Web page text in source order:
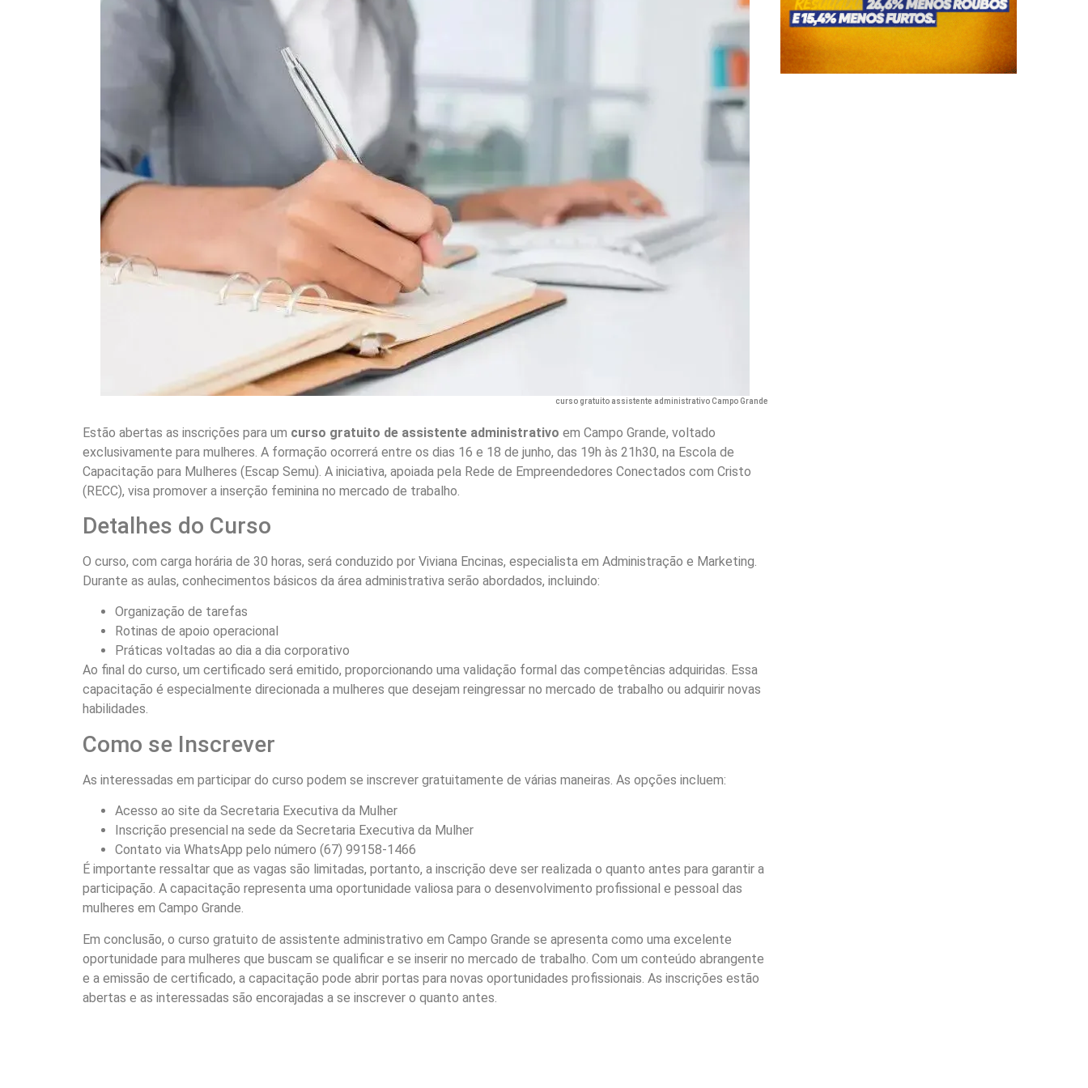
curso gratuito assistente administrativo Campo Grande
Estão abertas as inscrições para um curso gratuito de assistente administrativo em Campo Grande, voltado
exclusivamente para mulheres. A formação ocorrerá entre os dias 16 e 18 de junho, das 19h às 21h30, na Escola de
Capacitação para Mulheres (Escap Semu). A iniciativa, apoiada pela Rede de Empreendedores Conectados com Cristo
(RECC), visa promover a inserção feminina no mercado de trabalho.
Detalhes do Curso
O curso, com carga horária de 30 horas, será conduzido por Viviana Encinas, especialista em Administração e Marketing.
Durante as aulas, conhecimentos básicos da área administrativa serão abordados, incluindo:
Organização de tarefas
Rotinas de apoio operacional
Práticas voltadas ao dia a dia corporativo
Ao final do curso, um certificado será emitido, proporcionando uma validação formal das competências adquiridas. Essa
capacitação é especialmente direcionada a mulheres que desejam reingressar no mercado de trabalho ou adquirir novas
habilidades.
Como se Inscrever
As interessadas em participar do curso podem se inscrever gratuitamente de várias maneiras. As opções incluem:
Acesso ao site da Secretaria Executiva da Mulher
Inscrição presencial na sede da Secretaria Executiva da Mulher
Contato via WhatsApp pelo número (67) 99158-1466
É importante ressaltar que as vagas são limitadas, portanto, a inscrição deve ser realizada o quanto antes para garantir a
participação. A capacitação representa uma oportunidade valiosa para o desenvolvimento profissional e pessoal das
mulheres em Campo Grande.
Em conclusão, o curso gratuito de assistente administrativo em Campo Grande se apresenta como uma excelente
oportunidade para mulheres que buscam se qualificar e se inserir no mercado de trabalho. Com um conteúdo abrangente
e a emissão de certificado, a capacitação pode abrir portas para novas oportunidades profissionais. As inscrições estão
abertas e as interessadas são encorajadas a se inscrever o quanto antes.